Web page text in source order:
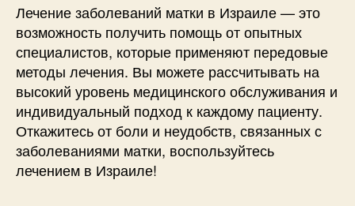
Лечение заболеваний матки в Израиле — это
возможность получить помощь от опытных
специалистов, которые применяют передовые
методы лечения. Вы можете рассчитывать на
высокий уровень медицинского обслуживания и
индивидуальный подход к каждому пациенту.
Откажитесь от боли и неудобств, связанных с
заболеваниями матки, воспользуйтесь
лечением в Израиле!